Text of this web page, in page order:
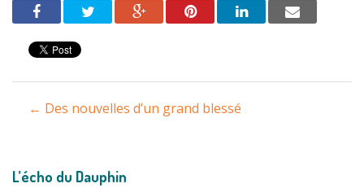
Navigation
les
← Des nouvelles d’un grand blessé
L’écho du Dauphin